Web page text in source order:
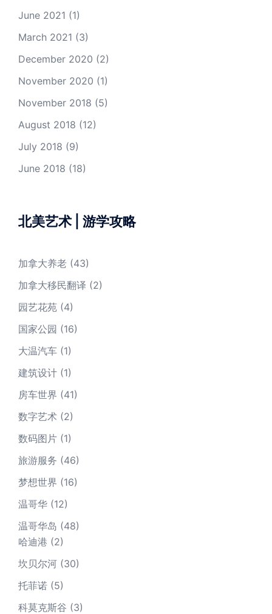
June 2021 (1)
March 2021 (3)
December 2020 (2)
November 2020 (1)
November 2018 (5)
August 2018 (12)
July 2018 (9)
June 2018 (18)
北美艺术 | 游学攻略
加拿大养老 (43)
加拿大移民翻译 (2)
园艺花苑 (4)
国家公园 (16)
大温汽车 (1)
建筑设计 (1)
房车世界 (41)
数字艺术 (2)
数码图片 (1)
旅游服务 (46)
梦想世界 (16)
温哥华 (12)
温哥华岛 (48)
哈迪港 (2)
坎贝尔河 (30)
托菲诺 (5)
科莫克斯谷 (3)